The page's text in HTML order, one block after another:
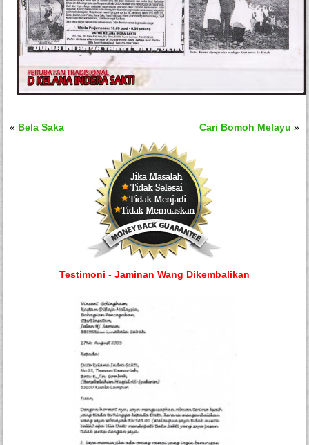
« Bela Saka Cari Bomoh Melayu »
Testimoni - Jaminan Wang Dikembalikan